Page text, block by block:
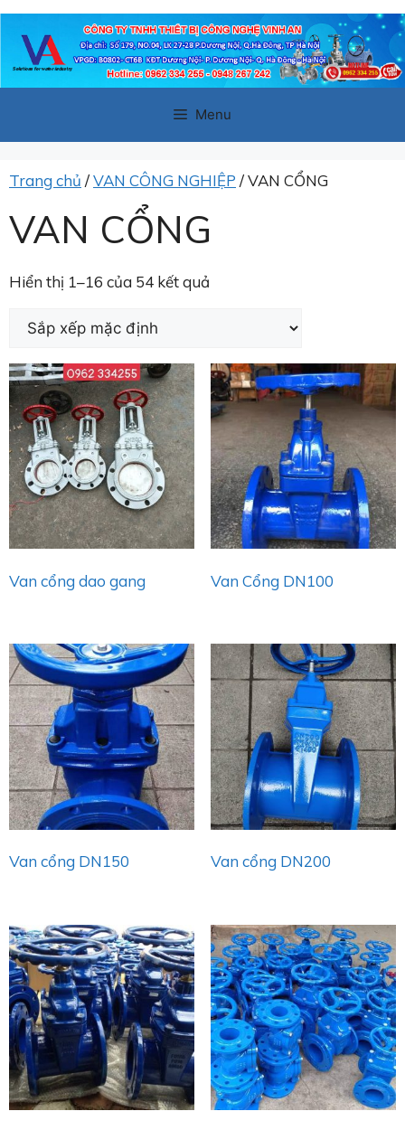
Chuyển
đến
Menu
Trang chủ /VAN CÔNG NGHIỆP / VAN CỔNG
VAN CỔNG
Hiển thị 1–16 của 54 kết quả
Van cổng dao gang Van Cổng DN100
Van cổng DN150 Van cổng DN200